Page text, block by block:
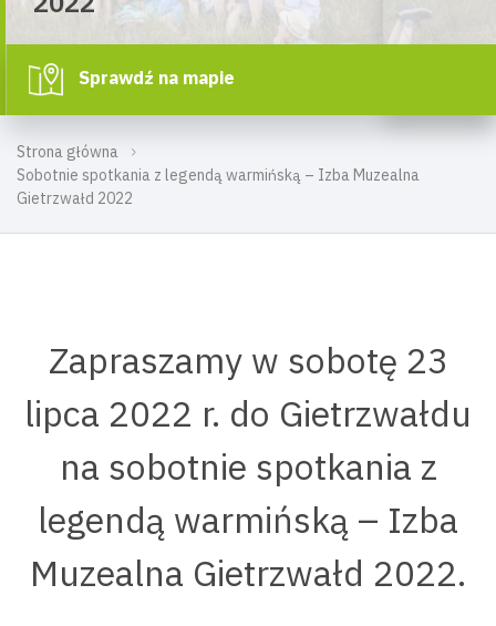
Strona główna
Sobotnie spotkania z legendą warmińską – Izba Muzealna
Gietrzwałd 2022
Sprawdź na mapie
Zapraszamy w sobotę 23
lipca 2022 r. do Gietrzwałdu
na sobotnie spotkania z
legendą warmińską – Izba
Muzealna Gietrzwałd 2022.